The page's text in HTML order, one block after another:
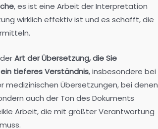
, es ist eine Arbeit der Interpretation
wirklich effektiv ist und es schafft, die
Art der Übersetzung, die Sie
tieferes Verständnis, insbesondere bei
medizinischen Übersetzungen, bei denen
auch der Ton des Dokuments
Arbeit, die mit größter Verantwortung